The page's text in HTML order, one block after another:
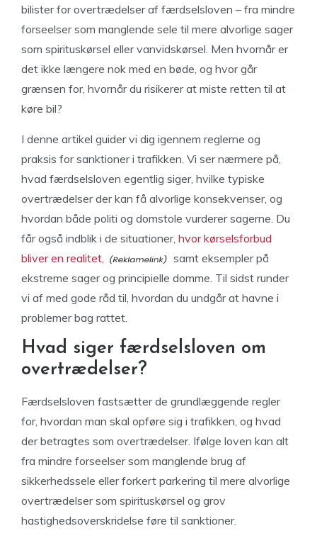
bilister for overtrædelser af færdselsloven – fra mindre
forseelser som manglende sele til mere alvorlige sager
som spirituskørsel eller vanvidskørsel. Men hvornår er
det ikke længere nok med en bøde, og hvor går
grænsen for, hvornår du risikerer at miste retten til at
køre bil?
I denne artikel guider vi dig igennem reglerne og
praksis for sanktioner i trafikken. Vi ser nærmere på,
hvad færdselsloven egentlig siger, hvilke typiske
overtrædelser der kan få alvorlige konsekvenser, og
hvordan både politi og domstole vurderer sagerne. Du
får også indblik i de situationer, hvor kørselsforbud
bliver en realitet,
samt eksempler på
ekstreme sager og principielle domme. Til sidst runder
vi af med gode råd til, hvordan du undgår at havne i
problemer bag rattet.
Hvad siger færdselsloven om
overtrædelser?
Færdselsloven fastsætter de grundlæggende regler
for, hvordan man skal opføre sig i trafikken, og hvad
der betragtes som overtrædelser. Ifølge loven kan alt
fra mindre forseelser som manglende brug af
sikkerhedssele eller forkert parkering til mere alvorlige
overtrædelser som spirituskørsel og grov
hastighedsoverskridelse føre til sanktioner.